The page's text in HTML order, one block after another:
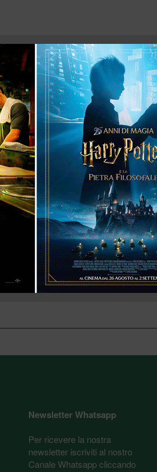
Newsletter Whatsapp
Per ricevere la nostra
newsletter iscriviti al nostro
Canale Whatsapp cliccando